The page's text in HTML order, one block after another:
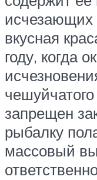
исчезающих
вкусная
году, когда
запрещен
рыбалку
массовый